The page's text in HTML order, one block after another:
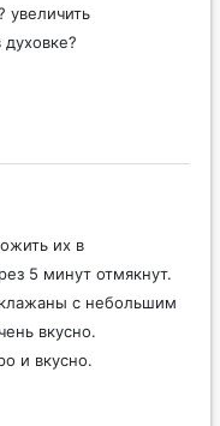
увеличить
их в
5 минут отмякнут.
с небольшим
вкусно.
и вкусно.